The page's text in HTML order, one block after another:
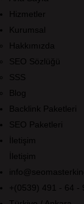
Hizmetler
Kurumsal
Hakkımızda
SEO Sözlüğü
SSS
Blog
Backlink Paketleri
SEO Paketleri
İletişim
İletişim
+(0539) 491 - 64 -